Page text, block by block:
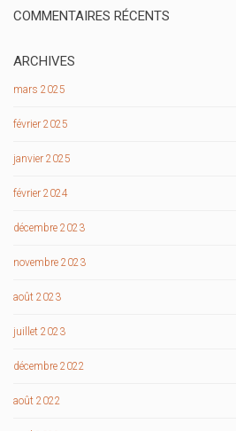
COMMENTAIRES RÉCENTS
ARCHIVES
mars 2025
février 2025
janvier 2025
février 2024
décembre 2023
novembre 2023
août 2023
juillet 2023
décembre 2022
août 2022